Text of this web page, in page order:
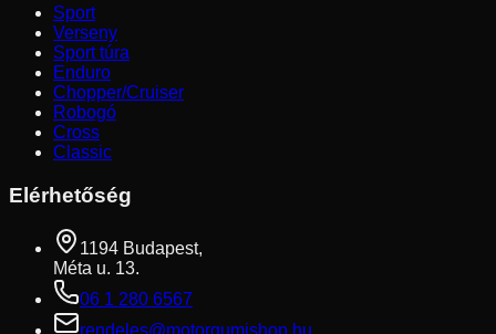
Sport
Verseny
Sport túra
Enduro
Chopper/Cruiser
Robogó
Cross
Classic
Elérhetőség
1194 Budapest,
Méta u. 13.
06 1 280 6567